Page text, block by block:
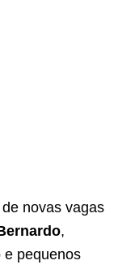
novas vagas
,
e pequenos